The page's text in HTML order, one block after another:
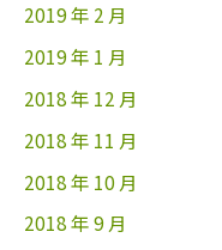
2019 年 2 月
2019 年 1 月
2018 年 12 月
2018 年 11 月
2018 年 10 月
2018 年 9 月